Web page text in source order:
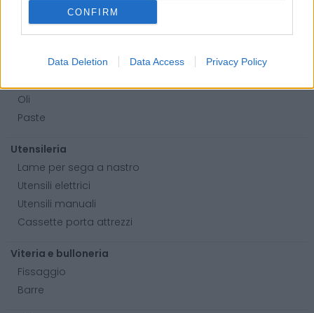
CONFIRM
Data Deletion Data Access Privacy Policy
Prodotti chimici
Adblue
Detergente mani
Oli
Paste
Utensileria
Lame per sega a nastro
Utensili elettrici
Utensili manuali
Cassette porta attrezzi
Viteria e bulloneria
Fissaggio
Barre